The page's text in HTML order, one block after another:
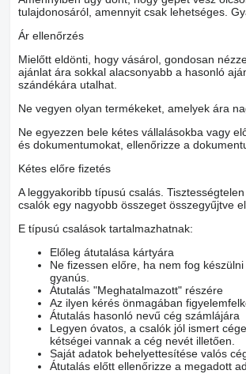
tulajdonosáról, amennyit csak lehetséges.
Ár ellenőrzés
Mielőtt eldönti, hogy vásárol, gondosan
ajánlat ára sokkal alacsonyabb a hasonló
szándékára utalhat.
Ne vegyen olyan termékeket, amelyek ára
Ne egyezzen bele kétes vállalásokba vagy
és dokumentumokat, ellenőrizze a
Kétes előre fizetés
A leggyakoribb típusú csalás.
csalók egy nagyobb összeget összegyűjtve
E típusú csalások tartalmazhatnak:
Előleg átutalása kártyára
Ne fizessen előre, ha nem fog
gyanús.
Átutalás "Meghatalmazott" részére
Az ilyen kérés önmagában
Átutalás hasonló nevű cég számlájára
Legyen óvatos, a csalók jól ismert
kétségei vannak a cég nevét illetően.
Saját adatok behelyettesítése valós
Átutalás előtt ellenőrizze a megadott